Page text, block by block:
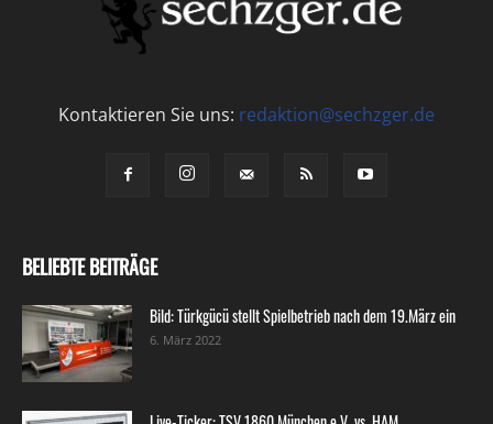
Kontaktieren Sie uns: redaktion@sechzger.de
BELIEBTE BEITRÄGE
Bild: Türkgücü stellt Spielbetrieb nach dem 19.März ein
6. März 2022